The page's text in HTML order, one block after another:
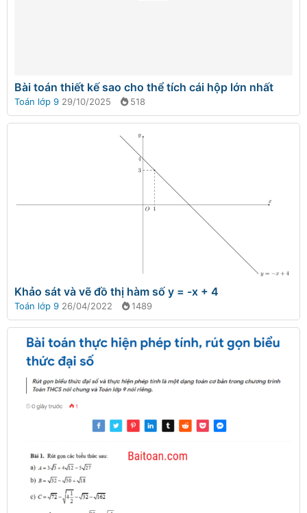
Bài toán thiết kế sao cho thể tích cái hộp lớn nhất
Toán lớp 9 29/10/2025 518
Khảo sát và vẽ đồ thị hàm số y = -x + 4
Toán lớp 9 26/04/2022 1489